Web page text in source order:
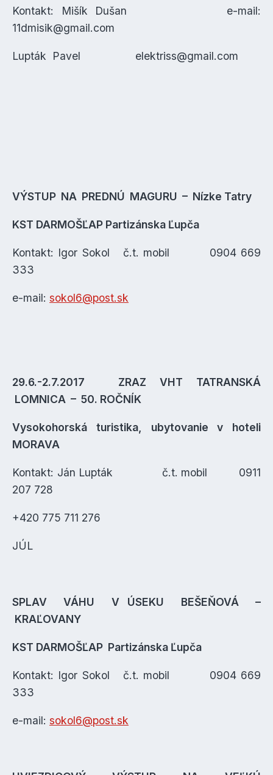
Kontakt: Mišík Dušan e-mail:
11dmisik@gmail.com
Lupták Pavel elektriss@gmail.com
VÝSTUP NA PREDNÚ MAGURU – Nízke Tatry
KST DARMOŠĽAP Partizánska Ľupča
Kontakt: Igor Sokol č.t. mobil 0904 669
333
e-mail: sokol6@post.sk
29.6.-2.7.2017 ZRAZ VHT TATRANSKÁ
LOMNICA – 50. ROČNÍK
Vysokohorská turistika, ubytovanie v hoteli
MORAVA
Kontakt: Ján Lupták č.t. mobil 0911
207 728
+420 775 711 276
JÚL
SPLAV VÁHU V ÚSEKU BEŠEŇOVÁ –
KRAĽOVANY
KST DARMOŠĽAP Partizánska Ľupča
Kontakt: Igor Sokol č.t. mobil 0904 669
333
e-mail: sokol6@post.sk